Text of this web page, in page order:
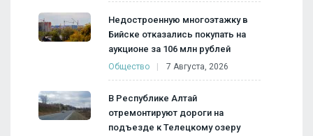
Недостроенную многоэтажку в
Бийске отказались покупать на
аукционе за 106 млн рублей
Общество 7 Августа, 2026
В Республике Алтай
отремонтируют дороги на
подъезде к Телецкому озеру